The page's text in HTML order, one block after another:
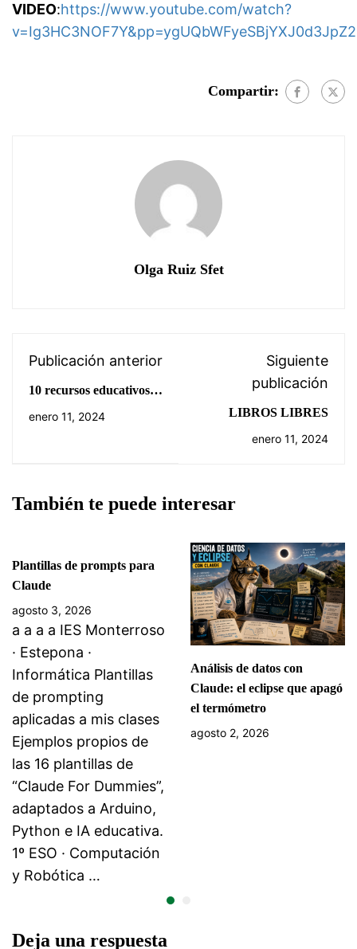
VIDEO:https://www.youtube.com/watch?
Compartir:
Olga Ruiz Sfet
Publicación anterior
10 recursos educativos
para empezar con
enero 11, 2024
Siguiente
publicación
LIBROS LIBRES
enero 11, 2024
También te puede interesar
Plantillas de prompts para
Claude
agosto 3, 2026
a a a a IES Monterroso
· Estepona ·
Informática Plantillas
de prompting
aplicadas a mis clases
Ejemplos propios de
las 16 plantillas de
“Claude For Dummies”,
adaptados a Arduino,
Python e IA educativa.
1º ESO · Computación
y Robótica …
Análisis de datos con
Claude: el eclipse que apagó
el termómetro
agosto 2, 2026
Deja una respuesta